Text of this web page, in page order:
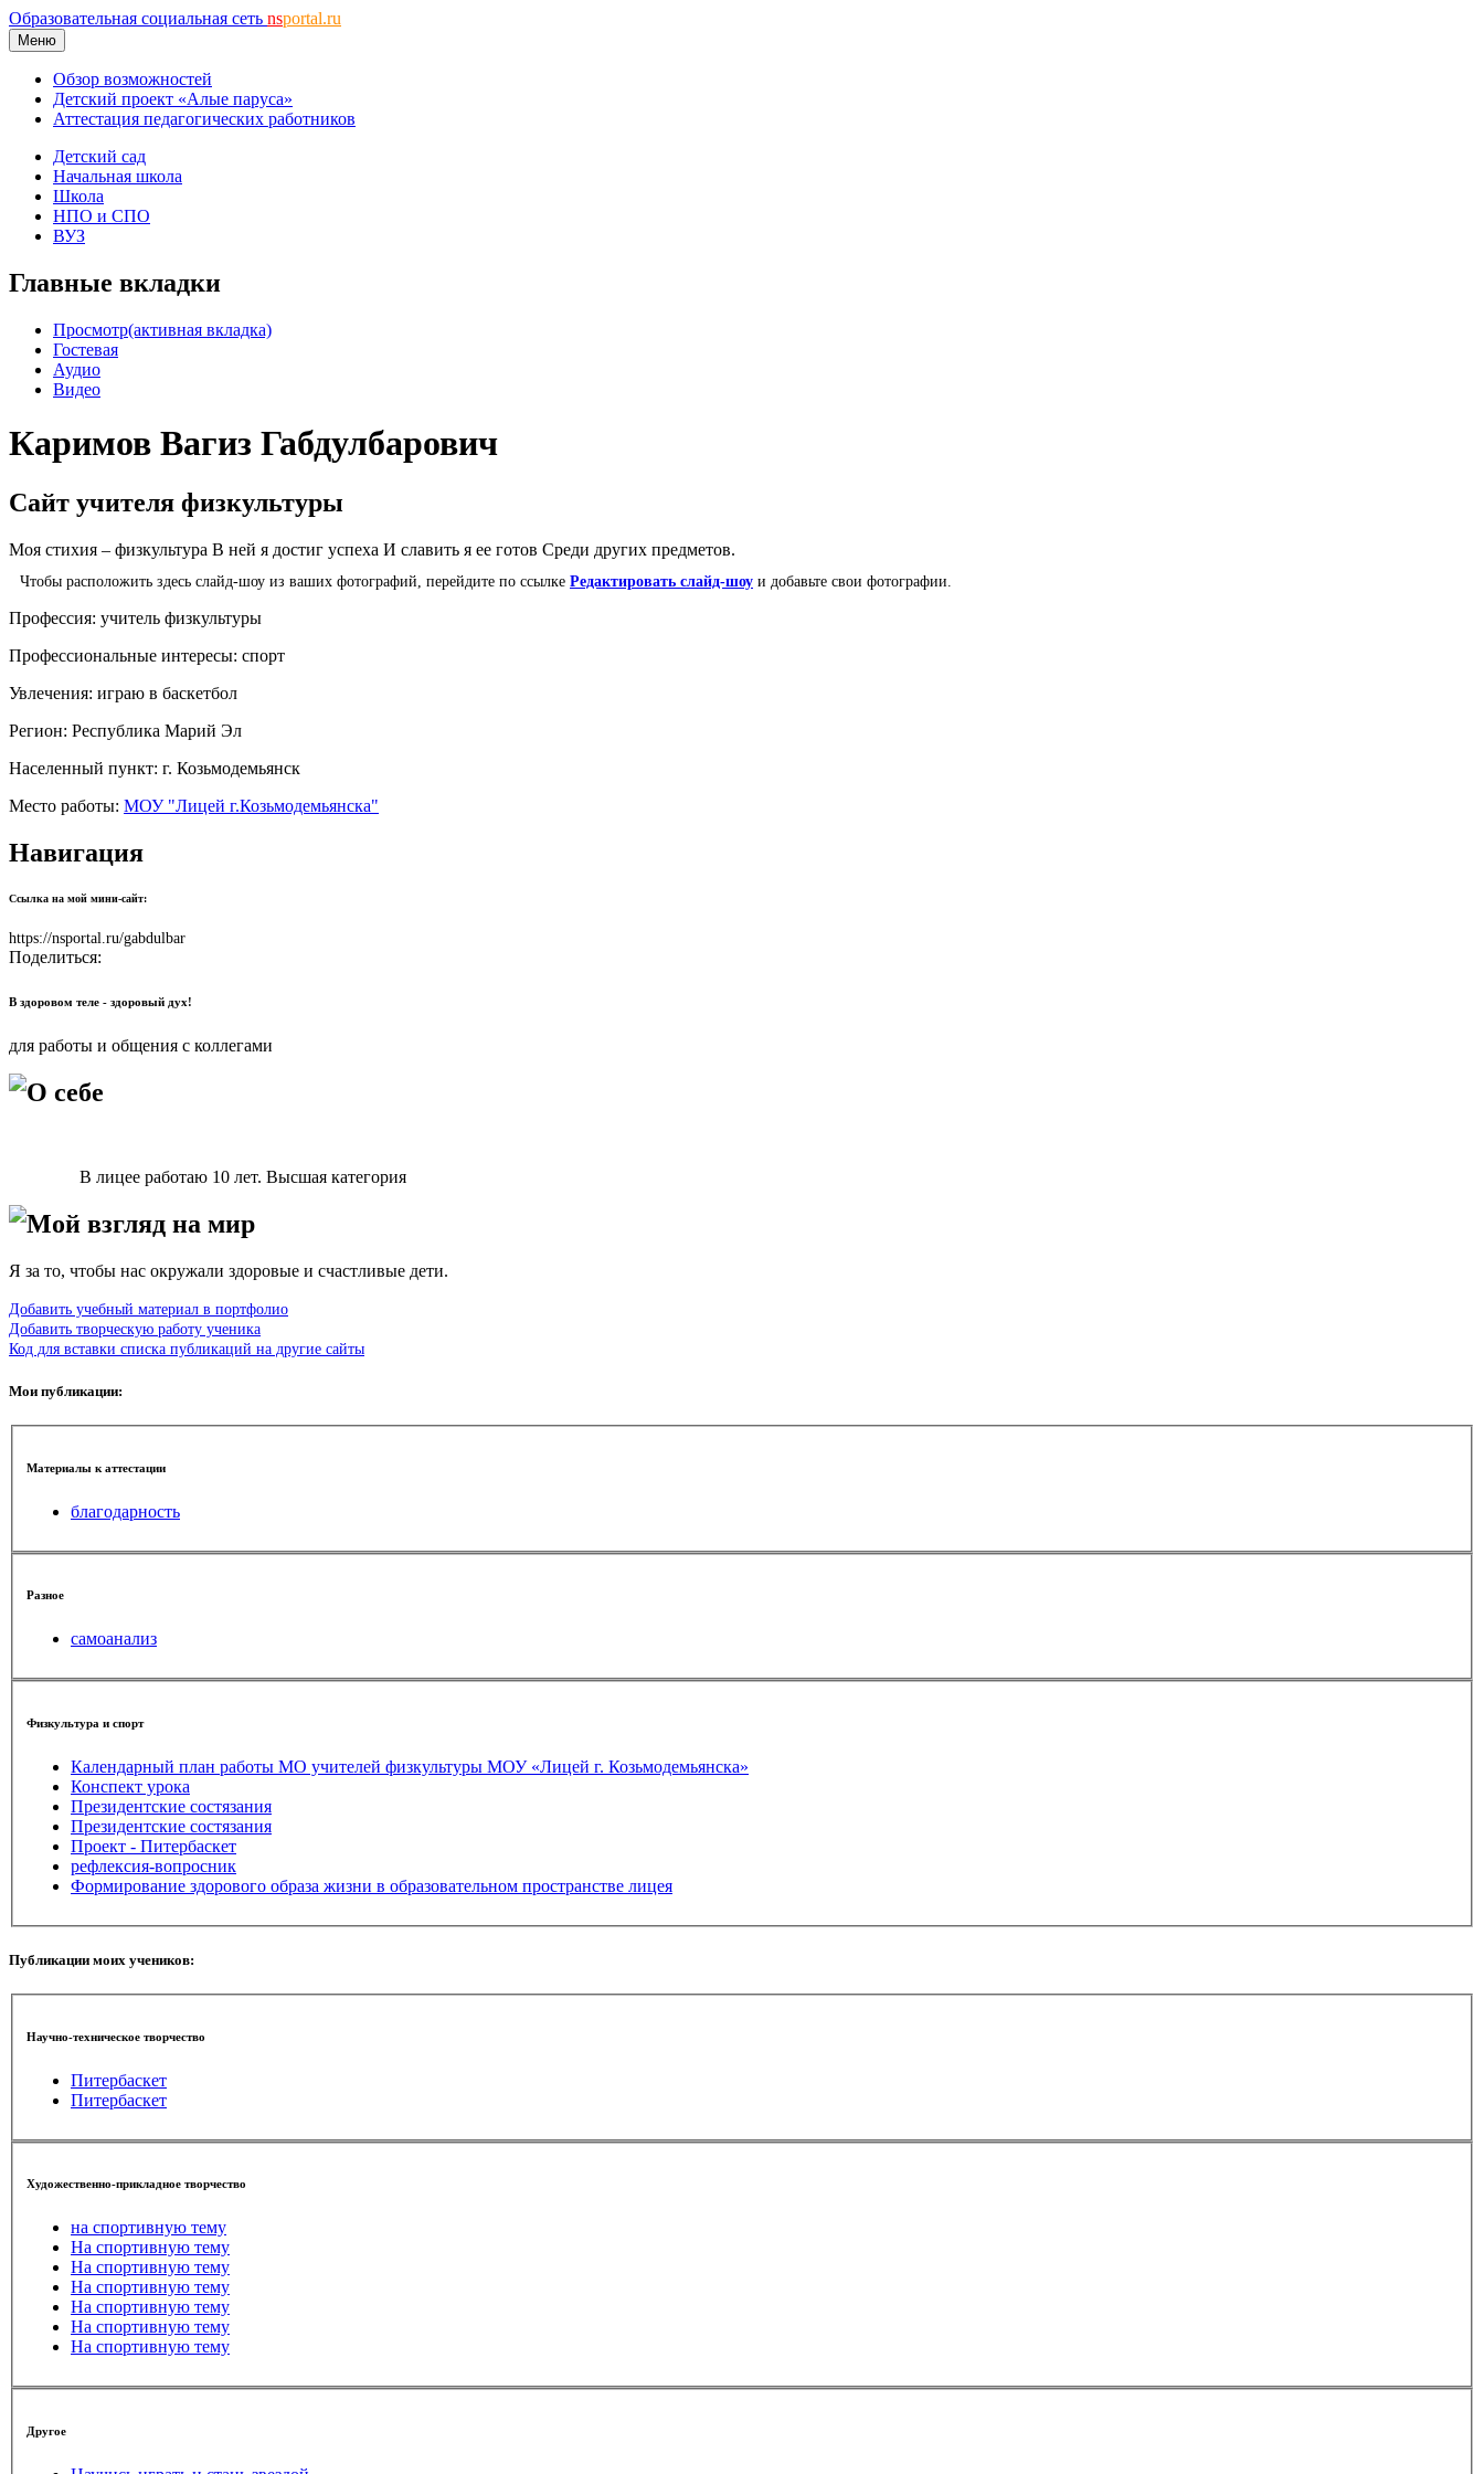
Образовательная социальная сеть nsportal.ru
Меню
Обзор возможностей
Детский проект «Алые паруса»
Аттестация педагогических работников
Детский сад
Начальная школа
Школа
НПО и СПО
ВУЗ
Главные вкладки
Просмотр(активная вкладка)
Гостевая
Аудио
Видео
Каримов Вагиз Габдулбарович
Сайт учителя физкультуры
Моя стихия – физкультура В ней я достиг успеха И славить я ее готов Среди других предметов.
Чтобы расположить здесь слайд-шоу из ваших фотографий, перейдите по ссылке Редактировать слайд-шоу и добавьте свои фотографии.
Профессия: учитель физкультуры
Профессиональные интересы: спорт
Увлечения: играю в баскетбол
Регион: Республика Марий Эл
Населенный пункт: г. Козьмодемьянск
Место работы: МОУ "Лицей г.Козьмодемьянска"
Навигация
Ссылка на мой мини-сайт:
https://nsportal.ru/gabdulbar
Поделиться:
В здоровом теле - здоровый дух!
для работы и общения с коллегами
О себе
В лицее работаю 10 лет. Высшая категория
Мой взгляд на мир
Я за то, чтобы нас окружали здоровые и счастливые дети.
Добавить учебный материал в портфолио
Добавить творческую работу ученика
Код для вставки списка публикаций на другие сайты
Мои публикации:
Материалы к аттестации
благодарность
Разное
самоанализ
Физкультура и спорт
Календарный план работы МО учителей физкультуры МОУ «Лицей г. Козьмодемьянска»
Конспект урока
Президентские состязания
Президентские состязания
Проект - Питербаскет
рефлексия-вопросник
Формирование здорового образа жизни в образовательном пространстве лицея
Публикации моих учеников:
Научно-техническое творчество
Питербаскет
Питербаскет
Художественно-прикладное творчество
на спортивную тему
На спортивную тему
На спортивную тему
На спортивную тему
На спортивную тему
На спортивную тему
На спортивную тему
Другое